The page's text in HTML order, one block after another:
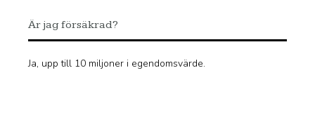
Är jag försäkrad?
Ja, upp till 10 miljoner i egendomsvärde.